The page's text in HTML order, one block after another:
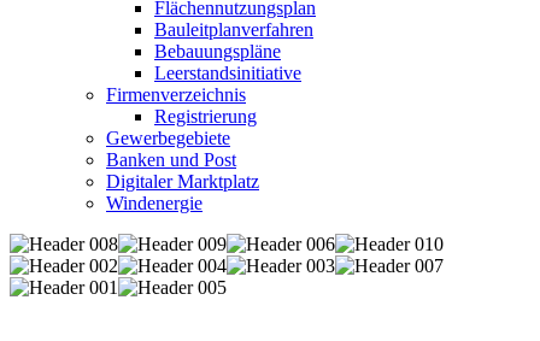
Flächennutzungsplan
Bauleitplanverfahren
Bebauungspläne
Leerstandsinitiative
Firmenverzeichnis
Registrierung
Gewerbegebiete
Banken und Post
Digitaler Marktplatz
Windenergie